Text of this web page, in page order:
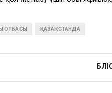
ОТБАСЫ ҚАЗАҚСТАНДА